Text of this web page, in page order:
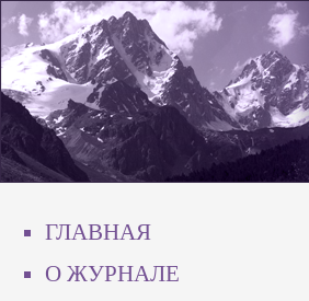
ГЛАВНАЯ
О ЖУРНАЛЕ